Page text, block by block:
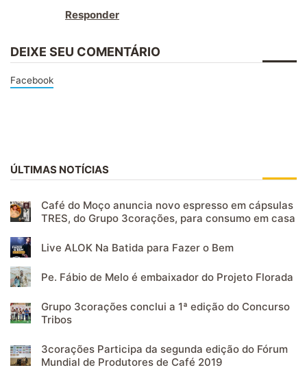
Responder
DEIXE SEU COMENTÁRIO
Facebook
ÚLTIMAS NOTÍCIAS
Café do Moço anuncia novo espresso em cápsulas
TRES, do Grupo 3corações, para consumo em casa
Live ALOK Na Batida para Fazer o Bem
Pe. Fábio de Melo é embaixador do Projeto Florada
Grupo 3corações conclui a 1ª edição do Concurso
Tribos
3corações Participa da segunda edição do Fórum
Mundial de Produtores de Café 2019